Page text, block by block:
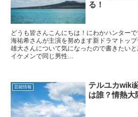
る！
どうも皆さんこんにちは！にわかハンター
海祐希さんが主演を努めます新ドラマトッ
雄大さんについて気になったので書きたい
イケメンで同じ男性...
芸能情報
テルユカwiki
は誰？情熱大